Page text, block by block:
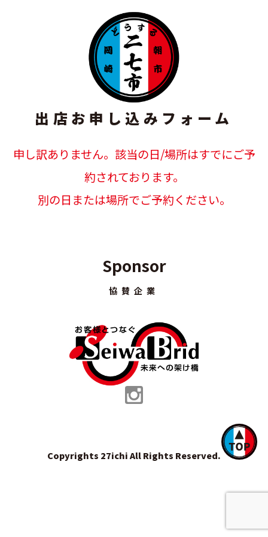
出店お申し込みフォーム
申し訳ありません。該当の日/場所はすでにご予
約されております。
別の日または場所でご予約ください。
Sponsor
協賛企業
Copyrights 27ichi All Rights Reserved.